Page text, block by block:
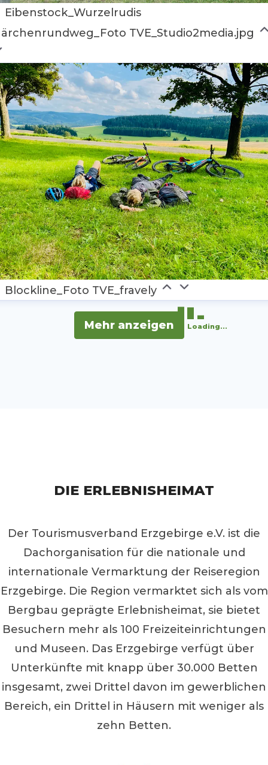
Eibenstock_Wurzelrudis
TVE_Studio2media.jpg
Blockline_Foto TVE_fravely
Mehr anzeigen Loading...
DIE ERLEBNISHEIMAT
Der Tourismusverband Erzgebirge e.V. ist die
Dachorganisation für die nationale und
internationale Vermarktung der Reiseregion
Erzgebirge. Die Region vermarktet sich als vom
Bergbau geprägte Erlebnisheimat, sie bietet
Besuchern mehr als 100 Freizeiteinrichtungen
und Museen. Das Erzgebirge verfügt über
Unterkünfte mit knapp über 30.000 Betten
insgesamt, zwei Drittel davon im gewerblichen
Bereich, ein Drittel in Häusern mit weniger als
zehn Betten.